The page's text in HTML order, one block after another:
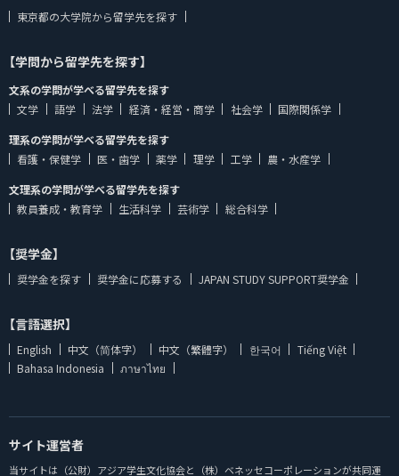
東京都の大学院から留学先を探す
【学問から留学先を探す】
文系の学問が学べる留学先を探す
文学
語学 法学 経済・経営・商学 社会学
国際関係学
理系の学問が学べる留学先を探す
看護・保健学
医・歯学 薬学 理学 工学
農・水産学
文理系の学問が学べる留学先を探す
教員養成・教育学
生活科学 芸術学 総合科学
【奨学金】
奨学金を探す 奨学金に応募する JAPAN STUDY SUPPORT奨学金
【言語選択】
English 中文（简体字） 中文（繁體字） 한국어
Tiếng Việt
Bahasa Indonesia
ภาษาไทย
サイト運営者
当サイトは（公財）アジア学生文化協会と（株）ベネッセコーポレーションが共同運